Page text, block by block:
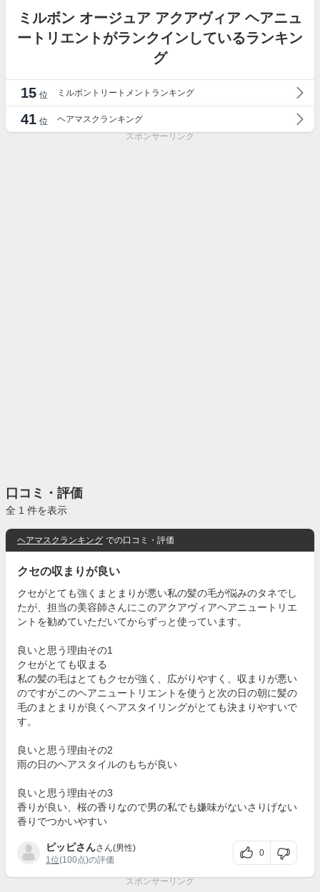
ミルボン オージュア アクアヴィア ヘアニュ
ートリエントがランクインしているランキン
グ
15 位 ミルボントリートメントランキング
41 位
ヘアマスクランキング
スポンサーリンク
口コミ・評価
全 1 件を表示
ヘアマスクランキング での口コミ・評価
クセの収まりが良い
クセがとても強くまとまりが悪い私の髪の毛が悩みのタネでし
たが、担当の美容師さんにこのアクアヴィアヘアニュートリエ
ントを勧めていただいてからずっと使っています。
良いと思う理由その1
クセがとても収まる
私の髪の毛はとてもクセが強く、広がりやすく、収まりが悪い
のですがこのヘアニュートリエントを使うと次の日の朝に髪の
毛のまとまりが良くヘアスタイリングがとても決まりやすいで
す。
良いと思う理由その2
雨の日のヘアスタイルのもちが良い
良いと思う理由その3
香りが良い、桜の香りなので男の私でも嫌味がないさりげない
香りでつかいやすい
ピッピさんさん(男性)
1位(100点)の評価
0
スポンサーリンク